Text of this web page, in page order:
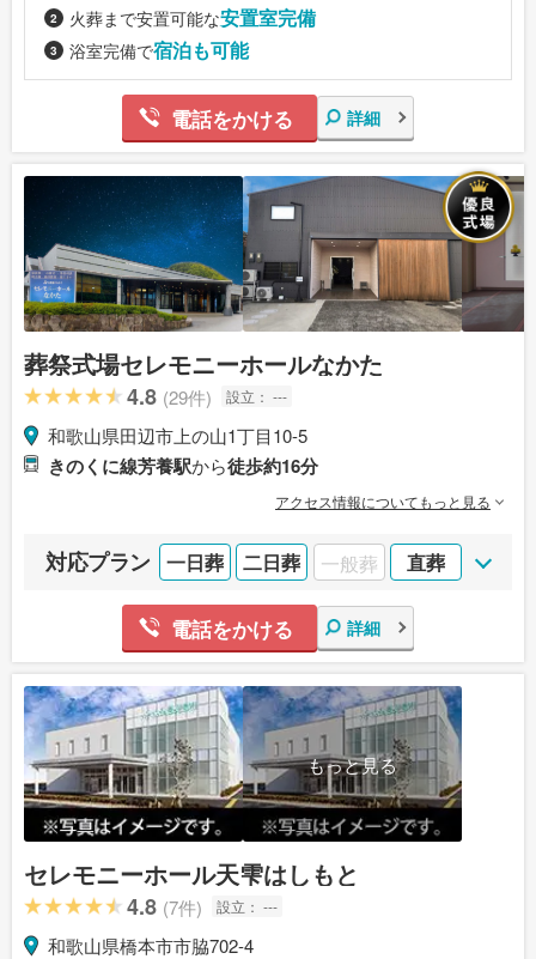
火葬まで安置可能な安置室完備
浴室完備で宿泊も可能
電話をかける 詳細
葬祭式場セレモニーホールなかた
4.8 (29件) 設立： ---
和歌山県田辺市上の山1丁目10-5
きのくに線芳養駅から徒歩約16分
アクセス情報についてもっと見る
対応プラン 一日葬 二日葬 一般葬 直葬
電話をかける 詳細
もっと見る
セレモニーホール天雫はしもと
4.8 (7件) 設立： ---
和歌山県橋本市市脇702-4